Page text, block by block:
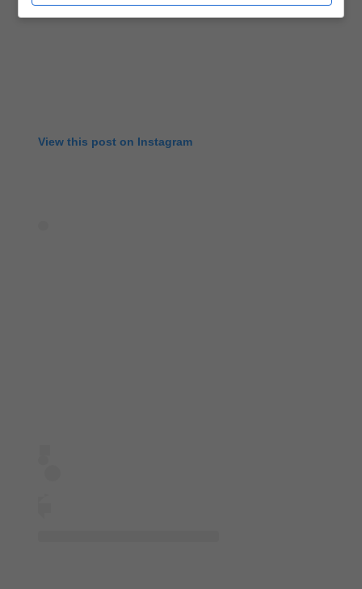
View this post on Instagram